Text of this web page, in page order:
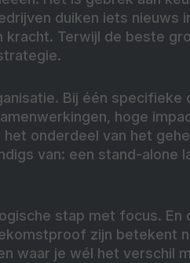
duiken iets nieuws
kracht. Terwijl de beste
Bij één specifieke
hoge
onderdeel van het
van: een stand-alone
stap met focus.
zijn betekent
waar je wél het verschil